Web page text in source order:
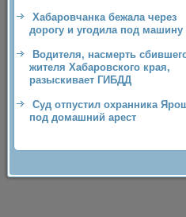
Хабаровчанка бежала через
дорогу и угодила под машину
Водителя, насмерть
жителя Хабаровского края,
разыскивает ГИБДД
Суд отпустил охранника
под домашний арест